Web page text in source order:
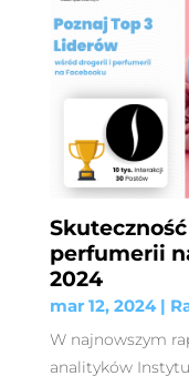
perfumerii
2024
mar 12, 2024|
W najnowszym
analityków